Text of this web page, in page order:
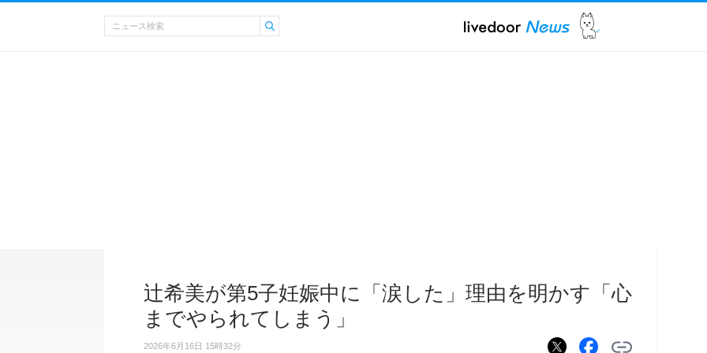
辻希美が第5子妊娠中に「涙した」理由を明かす「心
までやられてしまう」
2026年6月16日 15時32分